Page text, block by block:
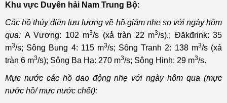
Khu vực Duyên hải Nam Trung Bộ:
Các hồ thủy điện lưu lượng về hồ giảm nhẹ so với ngày hôm
qua: A Vương: 102 m3/s (xả tràn 22 m3/s).; Đăkđrink: 35
m3/s; Sông Bung 4: 115 m3/s; Sông Tranh 2: 138 m3/s (xả
tràn 6 m3/s); Sông Ba Hạ: 270 m3/s; Sông Hinh: 29 m3/s.
Mực nước các hồ dao động nhẹ với ngày hôm qua (mực
nước hồ/ mực nước chết):